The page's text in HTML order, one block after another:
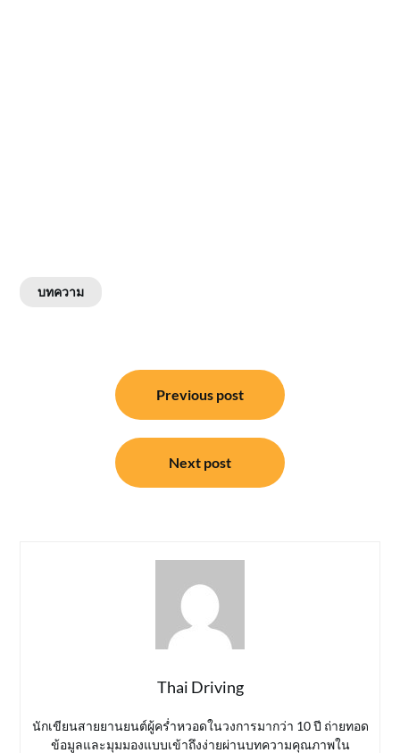
บทความ
Previous post
Next post
Thai Driving
นักเขียนสายยานยนต์ผู้คร่ำหวอดในวงการมากว่า 10 ปี ถ่ายทอด
ข้อมูลและมุมมองแบบเข้าถึงง่ายผ่านบทความคุณภาพใน